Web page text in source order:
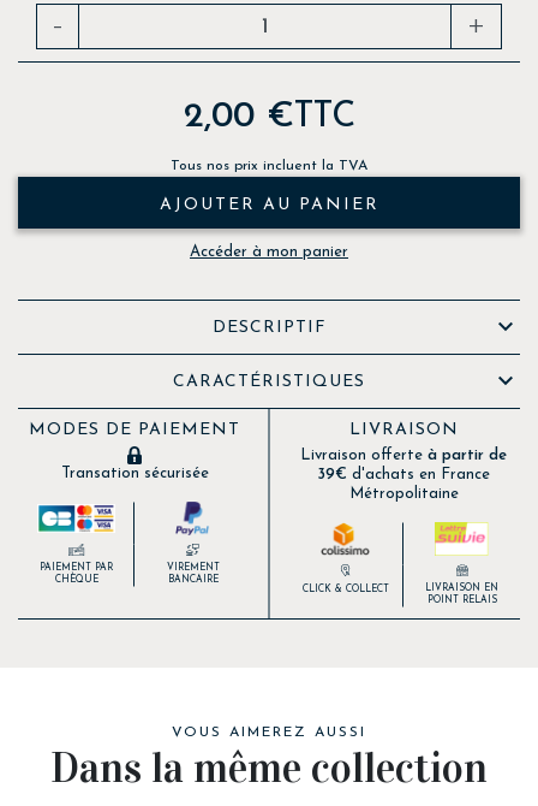
- +
2,00 € TTC
Tous nos prix incluent la TVA
AJOUTER AU PANIER
Accéder à mon panier
DESCRIPTIF 
CARACTÉRISTIQUES 
MODES DE PAIEMENT
Transation sécurisée
PAIEMENT PAR
CHÈQUE
VIREMENT
BANCAIRE
LIVRAISON
Livraison offerte à partir de
39€ d'achats en France
Métropolitaine
CLICK & COLLECT
LIVRAISON EN
POINT RELAIS
VOUS AIMEREZ AUSSI
Dans la même collection